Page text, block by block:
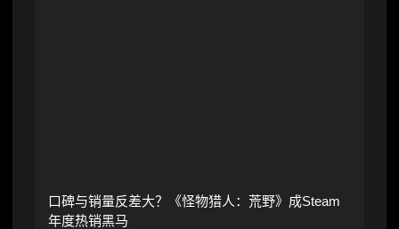
口碑与销量反差大？《怪物猎人：荒野》成Steam
年度热销黑马